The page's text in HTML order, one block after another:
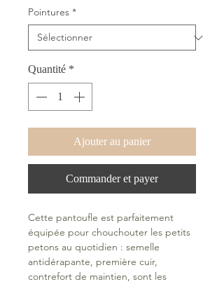
Pointures *
Quantité *
Ajouter au panier
Commander et payer
Cette pantoufle est parfaitement
équipée pour chouchouter les petits
petons au quotidien : semelle
antidérapante, première cuir,
contrefort de maintien, sont les